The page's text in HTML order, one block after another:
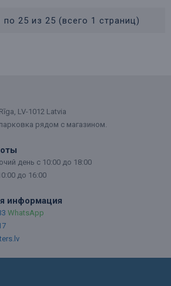
25 из 25 (всего 1 страниц)
LV-1012 Latvia
рядом с магазином.
день с 10:00 до 18:00
до 16:00
информация
WhatsApp